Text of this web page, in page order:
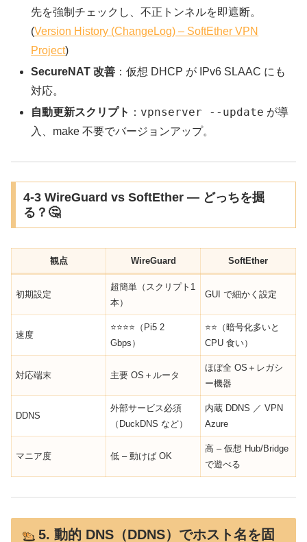
先を強制チェックし、不正トンネルを即遮断。
(Version History (ChangeLog) – SoftEther VPN
Project)
SecureNAT 改善 ：仮想 DHCP が IPv6 SLAAC にも
対応。
自動更新スクリプト ： vpnserver --update が導
入、make 不要でバージョンアップ。
4-3 WireGuard vs SoftEther ― どっちを掘
る？🤔
観点 WireGuard SoftEther
初期設定
超簡単（スクリプト1
本）
GUI で細かく設定
速度
⭐⭐⭐⭐（Pi5 2
Gbps）
⭐⭐（暗号化多いと
CPU 食い）
対応端末 主要 OS＋ルータ
ほぼ全 OS＋レガシ
ー機器
DDNS
外部サービス必須
（DuckDNS など）
内蔵 DDNS ／ VPN
Azure
マニア度 低 – 動けば OK
高 – 仮想 Hub/Bridge
で遊べる
5. 動的 DNS（DDNS）でホスト名を固